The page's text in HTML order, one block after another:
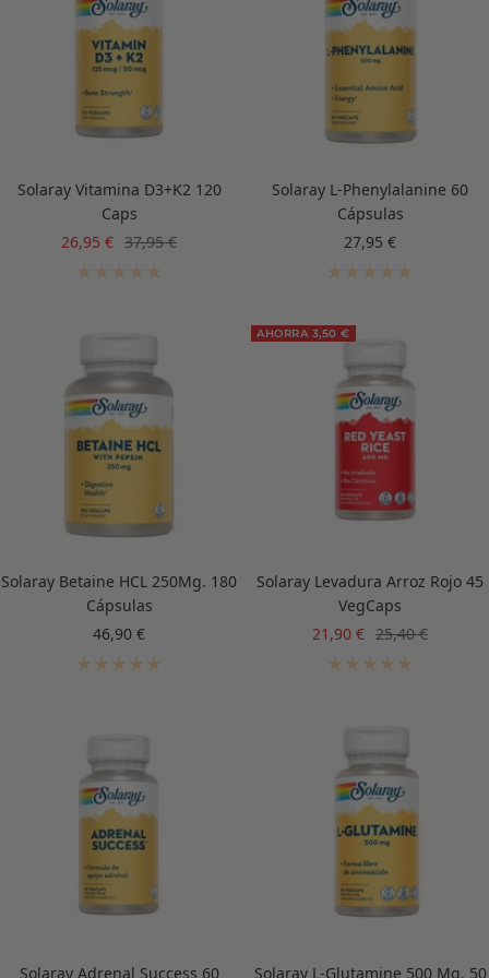
Solaray Vitamina D3+K2 120
Caps
Precio
26,95 € Precio
normal
37,95 €
Solaray L-Phenylalanine 60
Cápsulas
Precio
de
27,95 €
Solaray Betaine HCL 250Mg. 180
Cápsulas
Precio
de
46,90 €
AHORRA 3,50 €
Solaray Levadura Arroz Rojo 45
VegCaps
Precio
21,90 € Precio
normal
25,40 €
Solaray Adrenal Success 60
Solaray L-Glutamine 500 Mg. 50